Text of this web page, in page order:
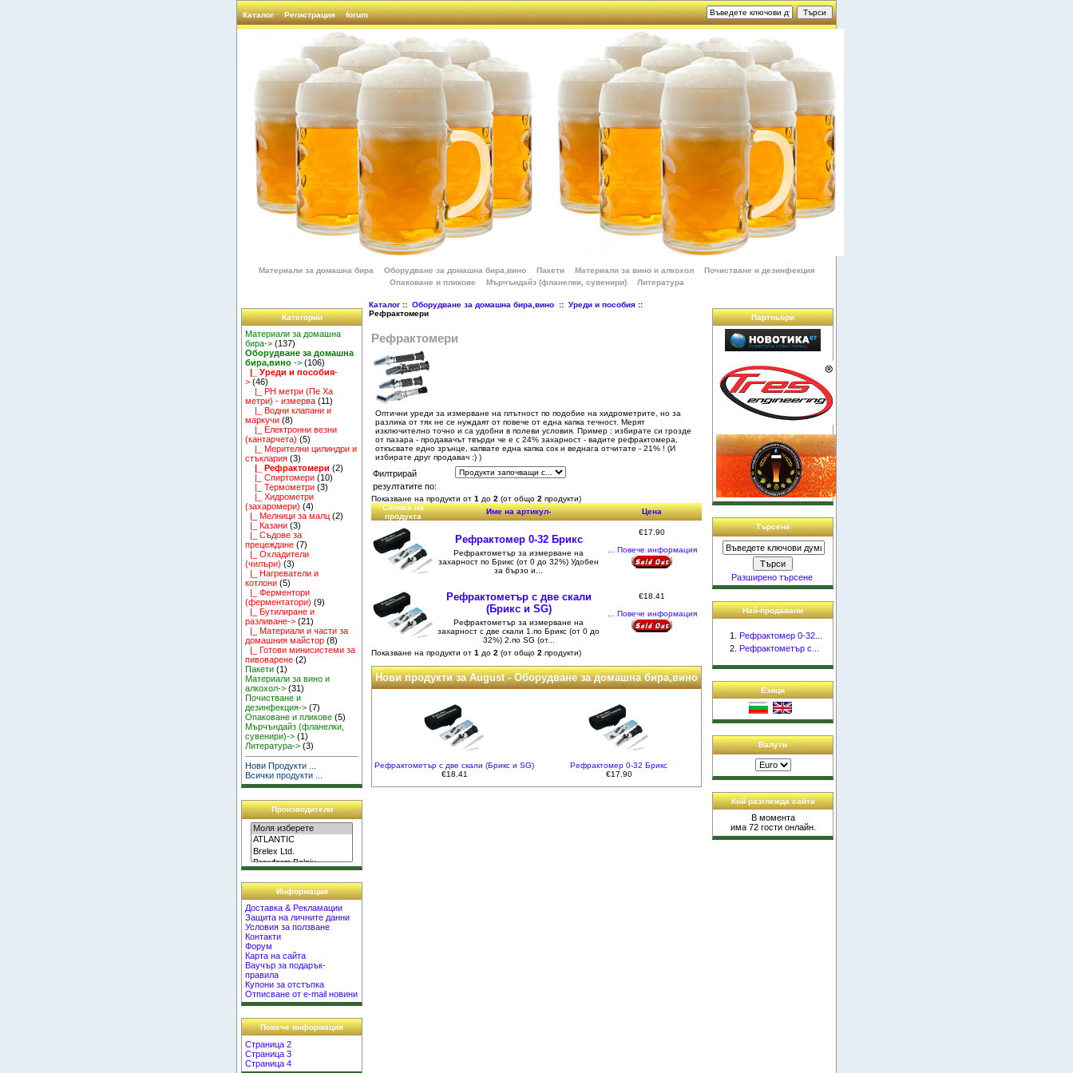
Каталог Регистрация forum
Материали за домашна бира Оборудване за домашна бира,вино Пакети Материали за вино и алкохол
Почистване и дезинфекция
Опаковане и пликове
Мърчъндайз (фланелки, сувенири) Литература
Категории
Материали за домашна
бира-> (137)
Оборудване за домашна
бира,вино-> (106)
|_ Уреди и пособия-
> (46)
|_ PH метри (Пе Ха
метри) - измерва (11)
|_ Водни клапани и
маркучи (8)
|_ Електронни везни
(кантарчета) (5)
|_ Мерителни цилиндри и
стъклария (3)
|_ Рефрактомери (2)
|_ Спиртомери (10)
|_ Термометри (3)
|_ Хидрометри
(захаромери) (4)
|_ Мелници за малц (2)
|_ Казани (3)
|_ Съдове за
прецеждане (7)
|_ Охладители
(чилъри) (3)
|_ Нагреватели и
котлони (5)
|_ Ферментори
(ферментатори) (9)
|_ Бутилиране и
разливане-> (21)
|_ Материали и части за
домашния майстор (8)
|_ Готови минисистеми за
пивоварене (2)
Пакети (1)
Материали за вино и
алкохол-> (31)
Почистване и
дезинфекция-> (7)
Опаковане и пликове (5)
Мърчъндайз (фланелки,
сувенири)-> (1)
Литература-> (3)
Нови Продукти ...
Всички продукти ...
Производители
Информация
Доставка & Рекламации
Защита на личните данни
Условия за ползване
Контакти
Форум
Карта на сайта
Ваучър за подарък-
правила
Купони за отстъпка
Отписване от e-mail новини
Повече информация
Страница 2
Страница 3
Страница 4
Каталог:: Оборудване за домашна бира,вино :: Уреди и пособия::
Рефрактомери
Рефрактомери
Оптични уреди за измерване на плътност по подобие на хидрометрите, но за
разлика от тях не се нуждаят от повече от една капка течност. Мерят
изключително точно и са удобни в полеви условия. Пример : избирате си грозде
от пазара - продавачът твърди че е с 24% захарност - вадите рефрактомера,
откъсвате едно зрънце, капвате една капка сок и веднага отчитате - 21% ! (И
избирате друг продавач :) )
Филтрирай
резултатите по:
Показване на продукти от 1 до 2 (от общо 2 продукти)
Снимка на
продукта
Име на артикул- Цена
Рефрактомер 0-32 Брикс
Рефрактометър за измерване на
захарност по Брикс (от 0 до 32%) Удобен
за бързо и...
€17.90
... Повече информация
Рефрактометър с две скали
(Брикс и SG)
Рефрактометър за измерване на
захарност с две скали 1.по Брикс (от 0 до
32%) 2.по SG (от...
€18.41
... Повече информация
Показване на продукти от 1 до 2 (от общо 2 продукти)
Нови продукти за August - Оборудване за домашна бира,вино
Рефрактометър с две скали (Брикс и SG)
€18.41
Рефрактомер 0-32 Брикс
€17.90
Партньори
Търсене
Разширено търсене
Най-продавани
Рефрактомер 0-32...
Рефрактометър с...
Езици
Валути
Кой разглежда сайта
В момента
има 72 гости онлайн.